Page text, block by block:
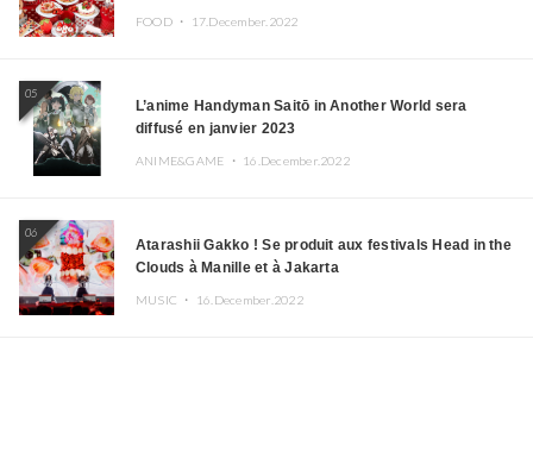
FOOD ・ 17.December.2022
05
L’anime Handyman Saitō in Another World sera
diffusé en janvier 2023
ANIME&GAME ・ 16.December.2022
06
Atarashii Gakko ! Se produit aux festivals Head in the
Clouds à Manille et à Jakarta
MUSIC ・ 16.December.2022